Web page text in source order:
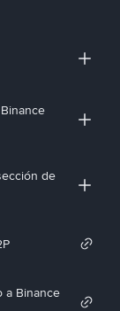
de
a Binance